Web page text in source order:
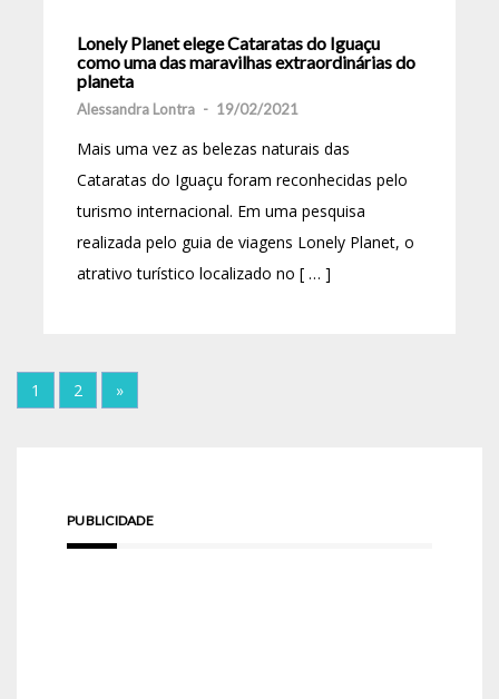
Lonely Planet elege Cataratas do Iguaçu
como uma das maravilhas extraordinárias do
planeta
Alessandra Lontra - 19/02/2021
Mais uma vez as belezas naturais das
Cataratas do Iguaçu foram reconhecidas pelo
turismo internacional. Em uma pesquisa
realizada pelo guia de viagens Lonely Planet, o
atrativo turístico localizado no [ … ]
1 2 »
PUBLICIDADE